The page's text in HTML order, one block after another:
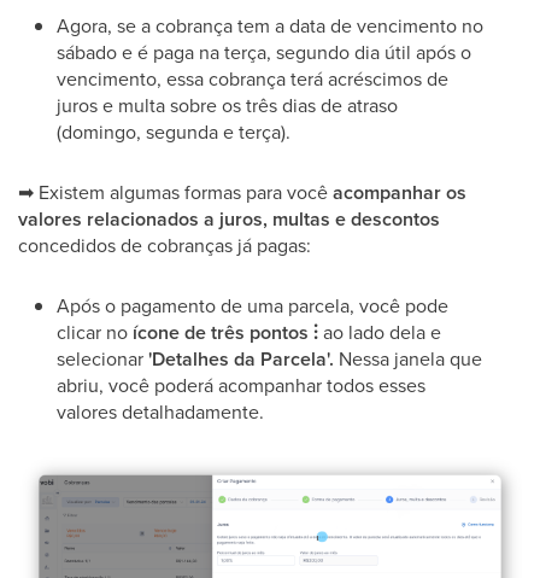
Agora, se a cobrança tem a data de vencimento no
sábado e é paga na terça, segundo dia útil após o
vencimento, essa cobrança terá acréscimos de
juros e multa sobre os três dias de atraso
(domingo, segunda e terça).
➡ Existem algumas formas para vocêacompanhar os
valores relacionados a juros, multas e descontos
concedidos de cobranças já pagas:
Após o pagamento de uma parcela, você pode
clicar no ícone de três pontos ⫶ao lado dela e
selecionar'Detalhes da Parcela'. Nessa janela que
abriu, você poderá acompanhar todos esses
valores detalhadamente.